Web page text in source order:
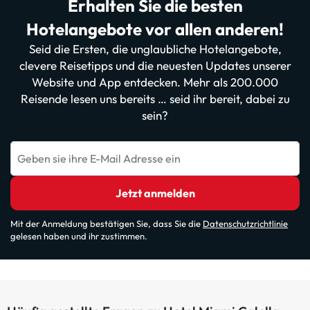
Erhalten Sie die besten
Hotelangebote vor allen anderen!
Seid die Ersten, die unglaubliche Hotelangebote,
clevere Reisetipps und die neuesten Updates unserer
Website und App entdecken. Mehr als 200.000
Reisende lesen uns bereits … seid ihr bereit, dabei zu
sein?
Geben sie ihre E-Mail Adresse ein
Jetzt anmelden
Mit der Anmeldung bestätigen Sie, dass Sie die Datenschutzrichtlinie
gelesen haben und ihr zustimmen.